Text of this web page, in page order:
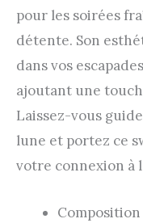
pour les soirées
détente. Son
dans vos
ajoutant une
Laissez-vous
lune et portez ce
votre connexion à